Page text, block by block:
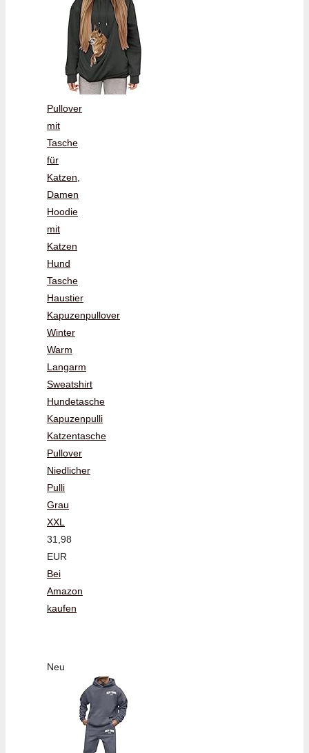
Pullover
mit
Tasche
für
Katzen,
Damen
Hoodie
mit
Katzen
Hund
Tasche
Haustier
Kapuzenpullover
Winter
Warm
Langarm
Sweatshirt
Hundetasche
Kapuzenpulli
Katzentasche
Pullover
Niedlicher
Pulli
Grau
XXL
31,98
EUR
Bei
Amazon
kaufen
Neu